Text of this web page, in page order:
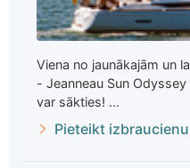
Viena no jaunākajām un
- Jeanneau Sun
var sākties! ...
Pieteikt izbraucienu